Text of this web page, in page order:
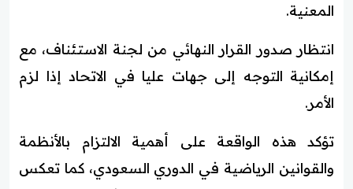
المعنية.
انتظار صدور القرار النهائي من لجنة الاستئناف، مع
إمكانية التوجه إلى جهات عليا في الاتحاد إذا لزم
الأمر.
تؤكد هذه الواقعة على أهمية الالتزام بالأنظمة
والقوانين الرياضية في الدوري السعودي، كما تعكس